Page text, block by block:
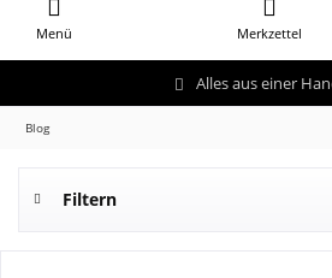
Alles aus einer
Menü Merkzettel
Blog
Filtern